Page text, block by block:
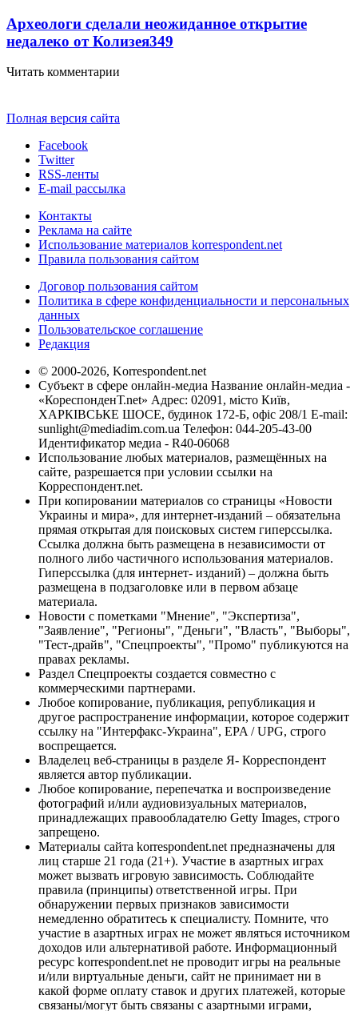
Археологи сделали неожиданное открытие
недалеко от Колизея349
Читать комментарии
Полная версия сайта
Facebook
Twitter
RSS-ленты
E-mail рассылка
Контакты
Реклама на сайте
Использование материалов korrespondent.net
Правила пользования сайтом
Договор пользования сайтом
Политика в сфере конфиденциальности и персональных
данных
Пользовательское соглашение
Редакция
© 2000-2026, Korrespondent.net
Субъект в сфере онлайн-медиа Название онлайн-медиа -
«КореспонденТ.net» Адрес: 02091, місто Київ,
ХАРКІВСЬКЕ ШОСЕ, будинок 172-Б, офіс 208/1 E-mail:
sunlight@mediadim.com.ua Телефон: 044-205-43-00
Идентификатор медиа - R40-06068
Использование любых материалов, размещённых на
сайте, разрешается при условии ссылки на
Корреспондент.net.
При копировании материалов со страницы «Новости
Украины и мира», для интернет-изданий – обязательна
прямая открытая для поисковых систем гиперссылка.
Ссылка должна быть размещена в независимости от
полного либо частичного использования материалов.
Гиперссылка (для интернет- изданий) – должна быть
размещена в подзаголовке или в первом абзаце
материала.
Новости с пометками "Мнение", "Экспертиза",
"Заявление", "Регионы", "Деньги", "Власть", "Выборы",
"Тест-драйв", "Спецпроекты", "Промо" публикуются на
правах рекламы.
Раздел Спецпроекты создается совместно с
коммерческими партнерами.
Любое копирование, публикация, републикация и
другое распространение информации, которое содержит
ссылку на "Интерфакс-Украина", EPA / UPG, строго
воспрещается.
Владелец веб-страницы в разделе Я- Корреспондент
является автор публикации.
Любое копирование, перепечатка и воспроизведение
фотографий и/или аудиовизуальных материалов,
принадлежащих правообладателю Getty Images, строго
запрещено.
Материалы сайта korrespondent.net предназначены для
лиц старше 21 года (21+). Участие в азартных играх
может вызвать игровую зависимость. Соблюдайте
правила (принципы) ответственной игры. При
обнаружении первых признаков зависимости
немедленно обратитесь к специалисту. Помните, что
участие в азартных играх не может являться источником
доходов или альтернативой работе. Информационный
ресурс korrespondent.net не проводит игры на реальные
и/или виртуальные деньги, сайт не принимает ни в
какой форме оплату ставок и других платежей, которые
связаны/могут быть связаны с азартными играми,